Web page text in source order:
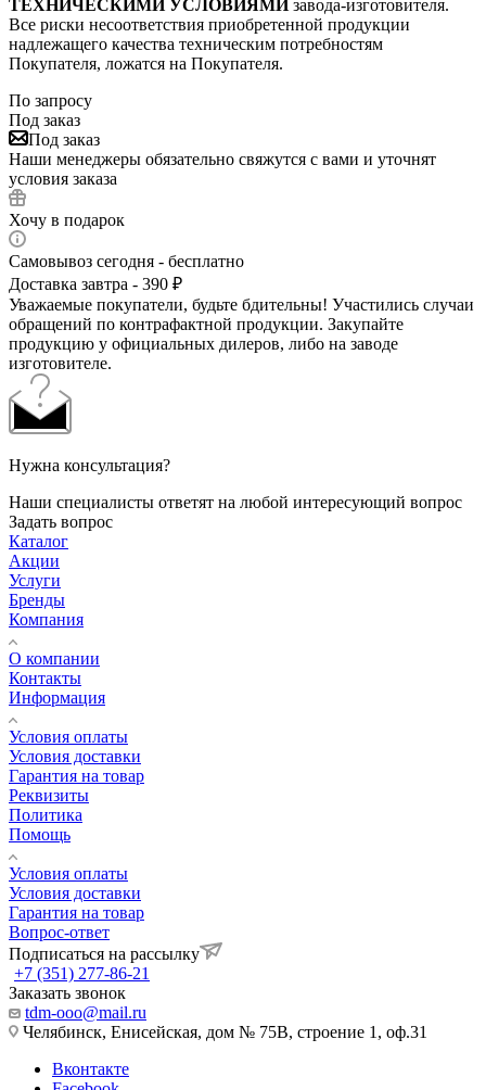
ТЕХНИЧЕСКИМИ УСЛОВИЯМИ завода-изготовителя.
Все риски несоответствия приобретенной продукции
надлежащего качества техническим потребностям
Покупателя, ложатся на Покупателя.
По запросу
Под заказ
Под заказ
Наши менеджеры обязательно свяжутся с вами и уточнят
условия заказа
Хочу в подарок
Самовывоз сегодня - бесплатно
Доставка завтра - 390 ₽
Уважаемые покупатели, будьте бдительны! Участились случаи
обращений по контрафактной продукции. Закупайте
продукцию у официальных дилеров, либо на заводе
изготовителе.
Нужна консультация?
Наши специалисты ответят на любой интересующий вопрос
Задать вопрос
Каталог
Акции
Услуги
Бренды
Компания
О компании
Контакты
Информация
Условия оплаты
Условия доставки
Гарантия на товар
Реквизиты
Политика
Помощь
Условия оплаты
Условия доставки
Гарантия на товар
Вопрос-ответ
Подписаться на рассылку
+7 (351) 277-86-21
Заказать звонок
tdm-ooo@mail.ru
Челябинск, Енисейская, дом № 75В, строение 1, оф.31
Вконтакте